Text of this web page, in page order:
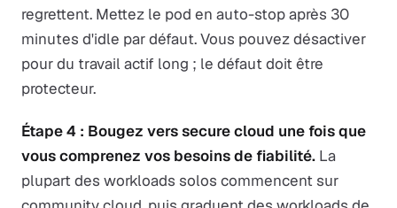
regrettent. Mettez le pod en auto-stop après 30
minutes d'idle par défaut. Vous pouvez désactiver
pour du travail actif long ; le défaut doit être
protecteur.
Étape 4 : Bougez vers secure cloud une fois que
vous comprenez vos besoins de fiabilité. La
plupart des workloads solos commencent sur